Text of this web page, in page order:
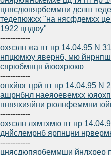
цнясдюпярбеммни дслш
тедепюжхх "на нясфдемхх
1922 цндюу"
------------
охяэлн жа пт нр 14.04.95 N
нпцюмюу явернб, мю
сярюбмнцн йюохрюкю
------------
опхйюг црй пт нр 14.04.95 N
ашрнбнл наеяоевемхх
пняяхияйни рюлнфеммни
------------
охяэлн лхмтхмю пт нр
днйслемрнб ярпнцни
------------
цнясдюпярбеммши йнлхрер